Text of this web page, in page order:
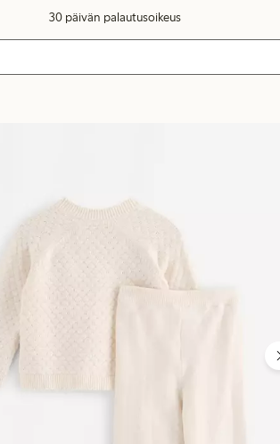
30 päivän palautusoikeus